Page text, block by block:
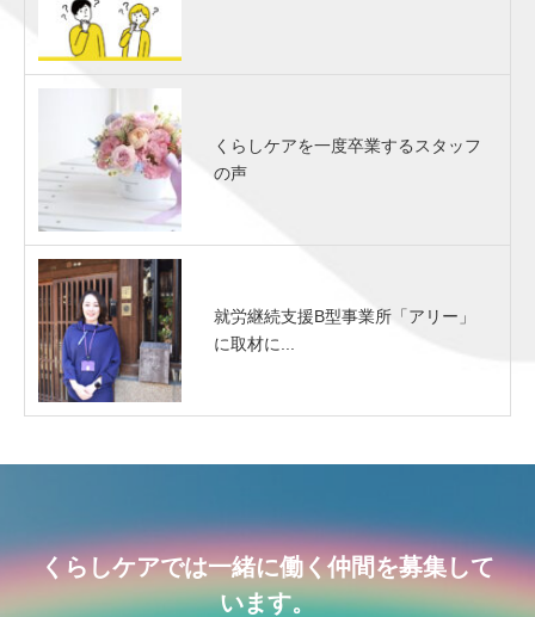
くらしケアを一度卒業するスタッフ
の声
就労継続支援B型事業所「アリー」
に取材に...
くらしケアでは一緒に働く仲間を募集して
います。